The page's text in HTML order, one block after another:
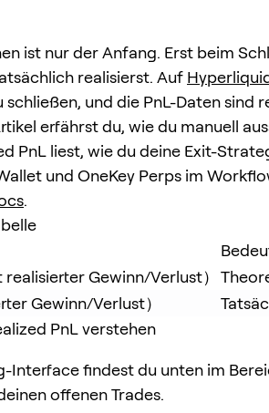
ist nur der Anfang. Erst beim
realisierst. Auf
schließen, und die PnL-Daten sind
erfährst du, wie du manuell
PnL liest, wie du deine Exit-
und OneKey Perps im
.
Gewinn/Verlust）
Gewinn/Verlust）
PnL verstehen
Interface findest du unten im
offenen Trades.